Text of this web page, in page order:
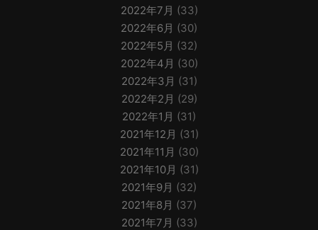
2022年7月 (33)
2022年6月 (30)
2022年5月 (32)
2022年4月 (30)
2022年3月 (31)
2022年2月 (29)
2022年1月 (31)
2021年12月 (31)
2021年11月 (30)
2021年10月 (31)
2021年9月 (32)
2021年8月 (37)
2021年7月 (33)